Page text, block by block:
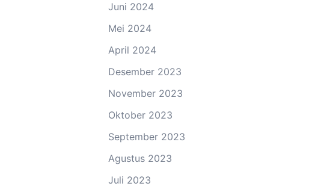
Juni 2024
Mei 2024
April 2024
Desember 2023
November 2023
Oktober 2023
September 2023
Agustus 2023
Juli 2023